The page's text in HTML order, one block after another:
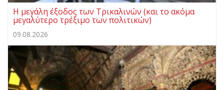
Η μεγάλη έξοδος των Τρικαλινών (και το ακόμα
μεγαλύτερο τρέξιμο των πολιτικών)
09.08.2026